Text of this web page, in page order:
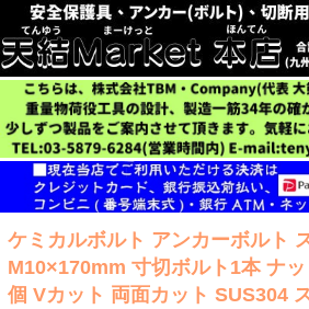
ケミカルボルト アンカーボルト
M10×170mm 寸切ボルト1本 ナ
個 Vカット 両面カット SUS304